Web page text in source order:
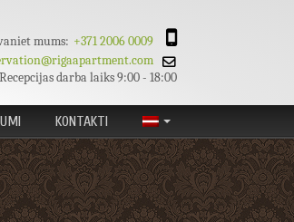
mums: +371 2006 0009
Recepcijas darba laiks 9:00 - 18:00
KONTAKTI ...